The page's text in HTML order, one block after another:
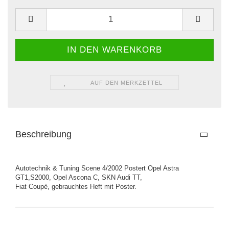
AUF DEN MERKZETTEL
Beschreibung
Autotechnik & Tuning Scene 4/2002 Postert Opel Astra
GT1,S2000, Opel Ascona C, SKN Audi TT,
Fiat Coupè, gebrauchtes Heft mit Poster.